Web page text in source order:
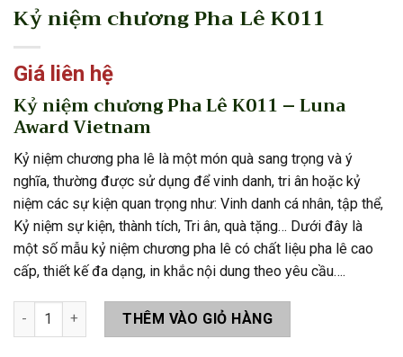
Kỷ niệm chương Pha Lê K011
Giá liên hệ
Kỷ niệm chương Pha Lê K011 – Luna
Award Vietnam
Kỷ niệm chương pha lê là một món quà sang trọng và ý
nghĩa, thường được sử dụng để vinh danh, tri ân hoặc kỷ
niệm các sự kiện quan trọng như: Vinh danh cá nhân, tập thể,
Kỷ niệm sự kiện, thành tích, Tri ân, quà tặng… Dưới đây là
một số mẫu kỷ niệm chương pha lê có chất liệu pha lê cao
cấp, thiết kế đa dạng, in khắc nội dung theo yêu cầu….
Kỷ niệm chương Pha Lê K011 số lượng
THÊM VÀO GIỎ HÀNG